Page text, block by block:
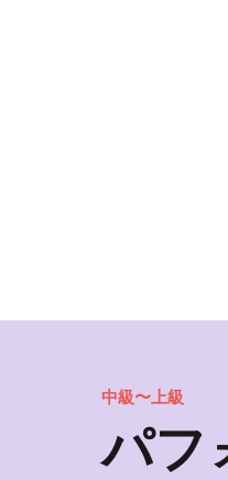
中級〜上級
パフ